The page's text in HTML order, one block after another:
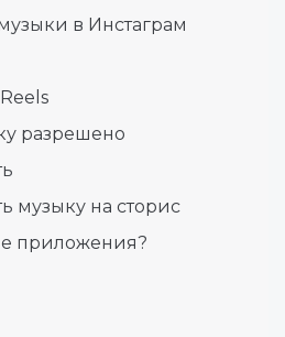
в Инстаграм
разрешено
музыку на сторис
приложения?